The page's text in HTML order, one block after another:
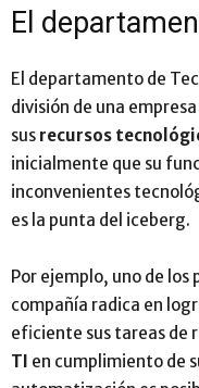
El
El departamento de
división de una
sus recursos
inicialmente que su
inconvenientes
es la punta del iceberg.
Por ejemplo, uno de
compañía radica en
eficiente sus tareas de
TI en cumplimiento de